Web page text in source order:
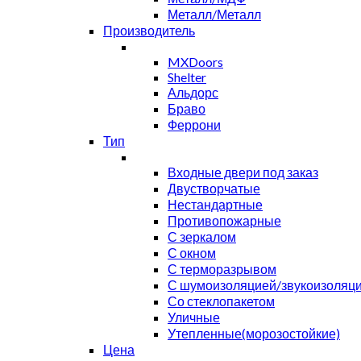
Металл/Металл
Производитель
MXDoors
Shelter
Альдорс
Браво
Феррони
Тип
Входные двери под заказ
Двустворчатые
Нестандартные
Противопожарные
С зеркалом
С окном
С терморазрывом
С шумоизоляцией/
Со стеклопакетом
Уличные
Утепленные(морозостойкие)
Цена